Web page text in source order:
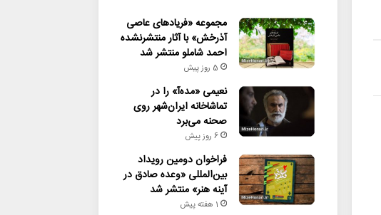
مجموعه «فریادهای عاصی
آذرخش» با آثار منتشرنشده
احمد شاملو منتشر شد
5 روز پیش
نعیمی «مده‌آ» را در
تماشاخانه ایران‌شهر روی
صحنه می‌برد
6 روز پیش
فراخوان دومین رویداد
بین‌المللی «وعده صادق در
آینه هنر» منتشر شد
1 هفته پیش